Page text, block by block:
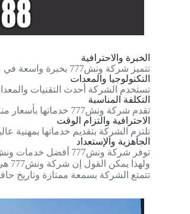
الخبرة والاحترافية
تتميز شركة ونش777 بخبرة واسعة في مجال الونش والنقل الثقيل وتمتلك فريق عمل محترف يضمن تقديم الخدمات بأعلى مستوى من الجودة.
التكنولوجيا والمعدات
تستخدم الشركة أحدث التقنيات
التكلفة المناسبة
تقدم شركة ونش777 خدماتها بأسعار مناسبة وتتيح للعملاء الاستفادة من خدمات عالية الجودة بتكلفة معقولة.
الاحترافية والتزام الوقت
تلتزم الشركة بتقديم خدماتها بمهنية
الجاهزية والإستعداد
توفر شركة ونش777 أفضل خدمات ونش وسطحة السيارات لكل عميل حيث تهتم بتلبية احتياجاته ومتطلباته بشكل فعال
ولهذا يمكن القول إن شركة ونش777 هي الخيار الأمثل للعملاء الذين يبحثون عن خدمات الونش على مستوى عالي من الجودة والاحترافية
تتمتع الشركة بسمعة ممتازة وتاريخ